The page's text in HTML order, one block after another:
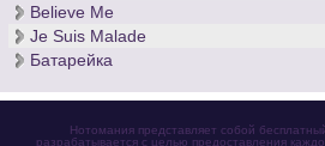
Believe Me
Je Suis Malade
Батарейка
Нотомания представляет собой
разрабатывается с целью предоставления